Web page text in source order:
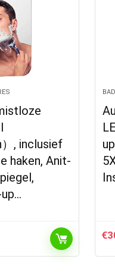
）, inclusief
haken, Anit-
€